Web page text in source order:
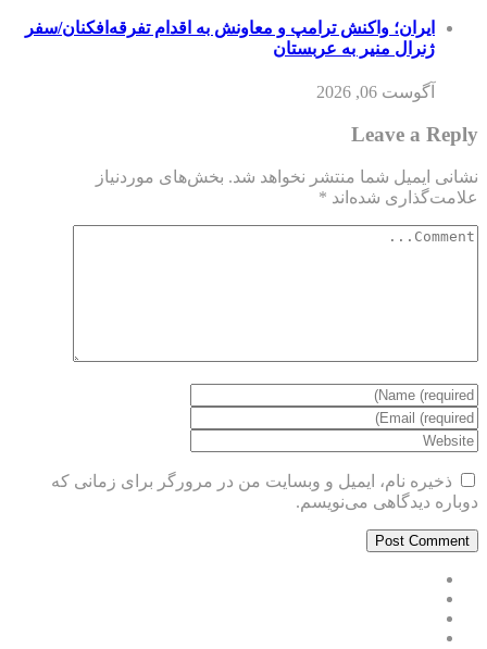
ایران؛ واکنش ترامپ و معاونش به اقدام تفرقه‌افکنان/سفر
ژنرال منیر به عربستان
آگوست 06, 2026
Leave a Reply
نشانی ایمیل شما منتشر نخواهد شد. بخش‌های موردنیاز
علامت‌گذاری شده‌اند *
ذخیره نام، ایمیل و وبسایت من در مرورگر برای زمانی که
دوباره دیدگاهی می‌نویسم.